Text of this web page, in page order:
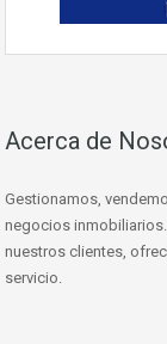
Acerca de
Gestionamos,
negocios
nuestros clientes,
servicio.